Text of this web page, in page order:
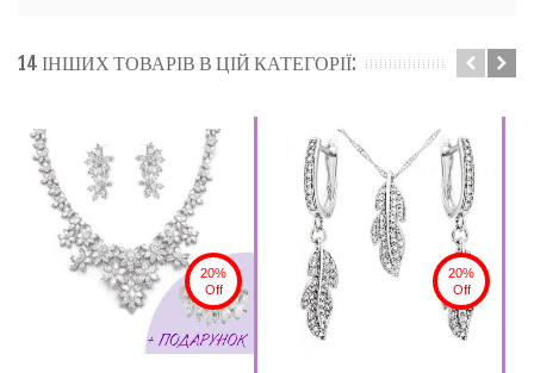
14 ІНШИХ ТОВАРІВ В ЦІЙ КАТЕГОРІЇ:
20%
Off
20%
Off